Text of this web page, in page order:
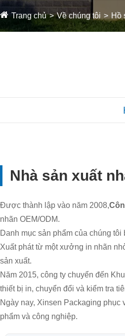
Trang chủ Về chúng tôi Hồ
Nhà sản xuất
Được thành lập vào năm 2008,
nhãn OEM/ODM.
Danh mục sản phẩm của chúng tôi
Xuất phát từ một xưởng in nhãn
sản xuất.
Năm 2015, công ty chuyển đến
thiết bị in, chuyển đổi và kiểm tra
Ngày nay, Xinsen Packaging
phẩm và công nghiệp.